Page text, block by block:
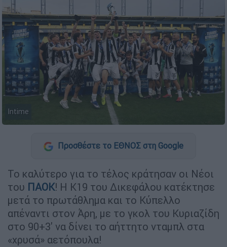
Intime
Προσθέστε το ΕΘΝΟΣ στη Google
Το καλύτερο για το τέλος κράτησαν οι Νέοι
του ΠΑΟΚ! Η Κ19 του Δικεφάλου κατέκτησε
μετά το πρωτάθλημα και το Κύπελλο
απέναντι στον Άρη, με το γκολ του Κυριαζίδη
στο 90+3' να δίνει το αήττητο νταμπλ στα
«χρυσά» αετόπουλα!